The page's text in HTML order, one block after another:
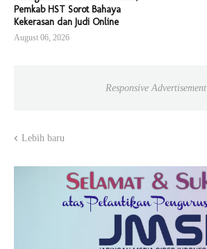
Pemkab HST Sorot Bahaya
Kekerasan dan Judi Online
August 06, 2026
Responsive Advertisement
Lebih baru